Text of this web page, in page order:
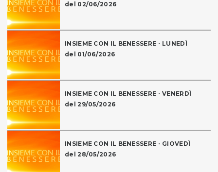
del 02/06/2026
INSIEME CON IL BENESSERE - LUNEDÌ
del 01/06/2026
INSIEME CON IL BENESSERE - VENERDÌ
del 29/05/2026
INSIEME CON IL BENESSERE - GIOVEDÌ
del 28/05/2026